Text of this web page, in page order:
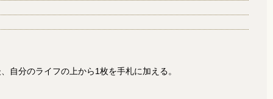
自分のライフの上から1枚を手札に加える。